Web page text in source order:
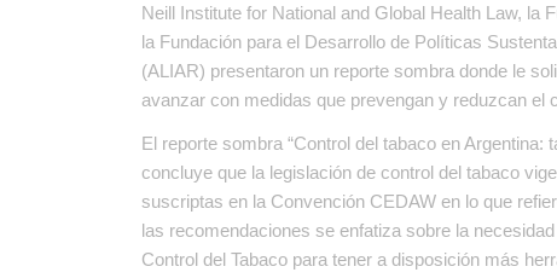
Neill Institute for National and Global Health Law, la
la Fundación para el Desarrollo de Políticas
(ALIAR) presentaron un reporte sombra donde le
avanzar con medidas que prevengan y reduzcan el
El reporte sombra “Control del tabaco en
concluye que la legislación de control del tabaco
suscriptas en la Convención CEDAW en lo que
las recomendaciones se enfatiza sobre la
Control del Tabaco para tener a disposición más